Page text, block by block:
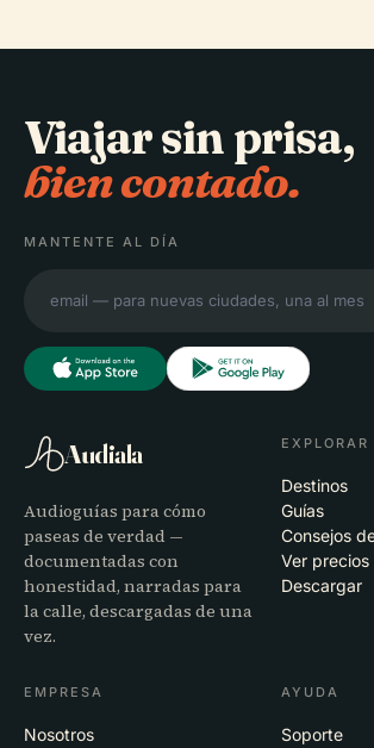
Viajar sin prisa,
bien contado.
MANTENTE AL DÍA
Audiala
Audioguías para cómo
paseas de verdad —
documentadas con
honestidad, narradas para
la calle, descargadas de una
vez.
EXPLORAR
Destinos
Guías
Consejos
Ver precios
Descargar
EMPRESA
Nosotros
AYUDA
Soporte